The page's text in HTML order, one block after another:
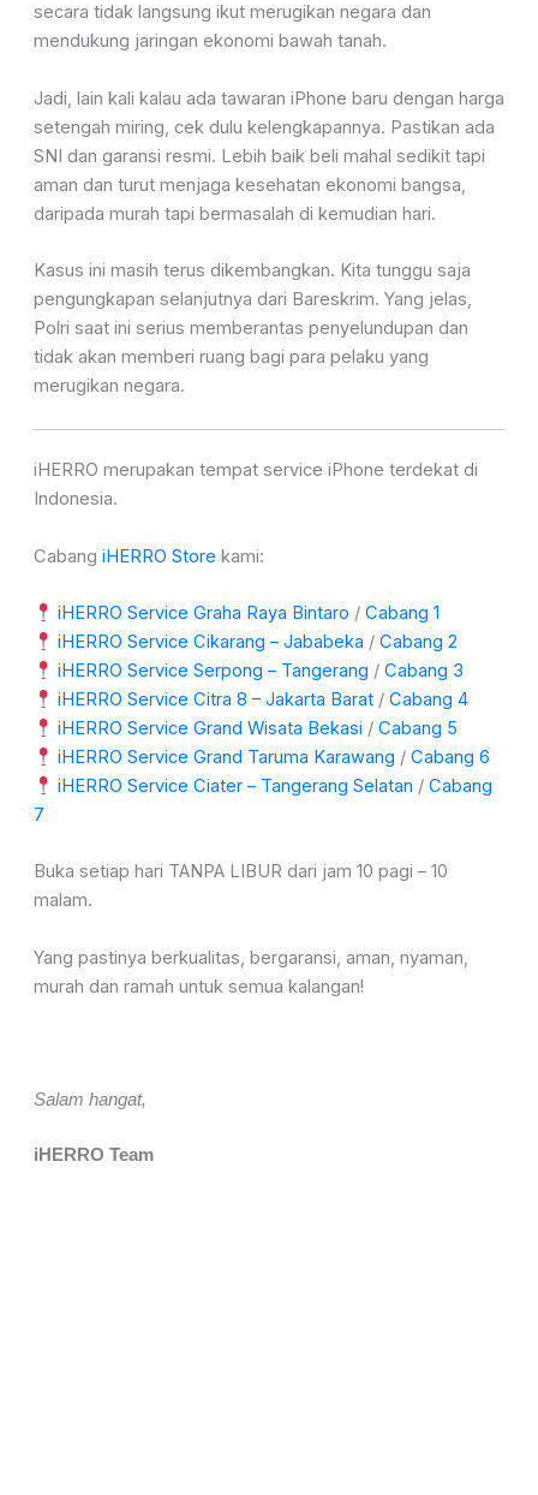
secara tidak langsung ikut merugikan negara dan
mendukung jaringan ekonomi bawah tanah.
Jadi, lain kali kalau ada tawaran iPhone baru dengan harga
setengah miring, cek dulu kelengkapannya. Pastikan ada
SNI dan garansi resmi. Lebih baik beli mahal sedikit tapi
aman dan turut menjaga kesehatan ekonomi bangsa,
daripada murah tapi bermasalah di kemudian hari.
Kasus ini masih terus dikembangkan. Kita tunggu saja
pengungkapan selanjutnya dari Bareskrim. Yang jelas,
Polri saat ini serius memberantas penyelundupan dan
tidak akan memberi ruang bagi para pelaku yang
merugikan negara.
iHERRO merupakan tempat service iPhone terdekat di
Indonesia.
Cabang iHERRO Store kami:
iHERRO Service Graha Raya Bintaro /Cabang 1
iHERRO Service Cikarang – Jababeka /Cabang 2
iHERRO Service Serpong – Tangerang /Cabang 3
iHERRO Service Citra 8 – Jakarta Barat /Cabang 4
iHERRO Service Grand Wisata Bekasi /Cabang 5
iHERRO Service Grand Taruma Karawang /Cabang 6
iHERRO Service Ciater – Tangerang Selatan /Cabang
7
Buka setiap hari TANPA LIBUR dari jam 10 pagi – 10
malam.
Yang pastinya berkualitas, bergaransi, aman, nyaman,
murah dan ramah untuk semua kalangan!
Salam hangat,
iHERRO Team